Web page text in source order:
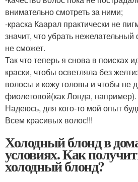
внимательно смотреть за ними;
-краска Каарал практически не
значит, что убрать
не сможет.
Так что теперь я снова в поисках
краски, чтобы осветляла без
волосы и кожу головы и чтобы не
фиолетовой(как Лонда, например).
Надеюсь, для кого-то мой опыт
Всем красивых волос!!!
Холодный блонд в
условиях. Как
холодный блонд?